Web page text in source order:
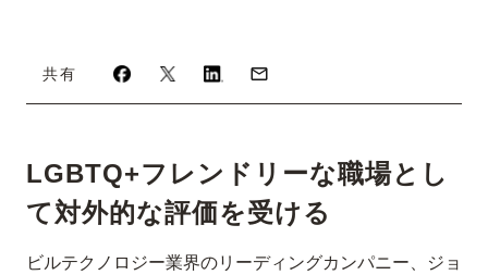
共有
LGBTQ+フレンドリーな職場とし
て対外的な評価を受ける
ビルテクノロジー業界のリーディングカンパニー、ジョ